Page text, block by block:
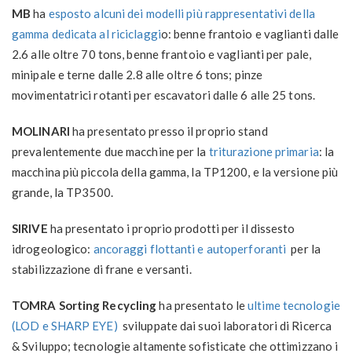
MB ha esposto alcuni dei modelli più rappresentativi della
gamma dedicata al riciclaggio: benne frantoio e vaglianti dalle
2.6 alle oltre 70 tons, benne frantoio e vaglianti per pale,
minipale e terne dalle 2.8 alle oltre 6 tons; pinze
movimentatrici rotanti per escavatori dalle 6 alle 25 tons.
MOLINARI ha presentato presso il proprio stand
prevalentemente due macchine per la triturazione primaria: la
macchina più piccola della gamma, la TP1200, e la versione più
grande, la TP3500.
SIRIVE ha presentato i proprio prodotti per il dissesto
idrogeologico: ancoraggi flottanti e autoperforanti per la
stabilizzazione di frane e versanti.
TOMRA Sorting Recyclingha presentato leultime tecnologie
(LOD e SHARP EYE) sviluppate dai suoi laboratori di Ricerca
& Sviluppo; tecnologie altamente sofisticate che ottimizzano i